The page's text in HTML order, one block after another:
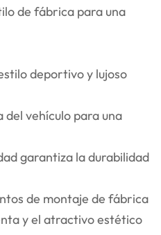
de fábrica para una
deportivo y lujoso
vehículo para una
garantiza la durabilidad
de montaje de fábrica
y el atractivo estético